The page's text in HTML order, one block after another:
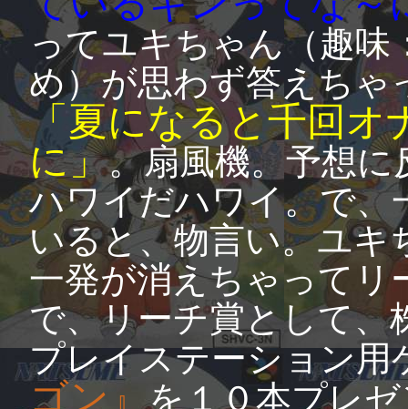
ってユキちゃん（趣
め）が思わず答えちゃ
「夏になると千回オ
に」。扇風機。予想
ハワイだハワイ。で、
いると、物言い。ユキ
一発が消えちゃってリ
で、リーチ賞として、
プレイステーション用
ゴン』を１０本プレ